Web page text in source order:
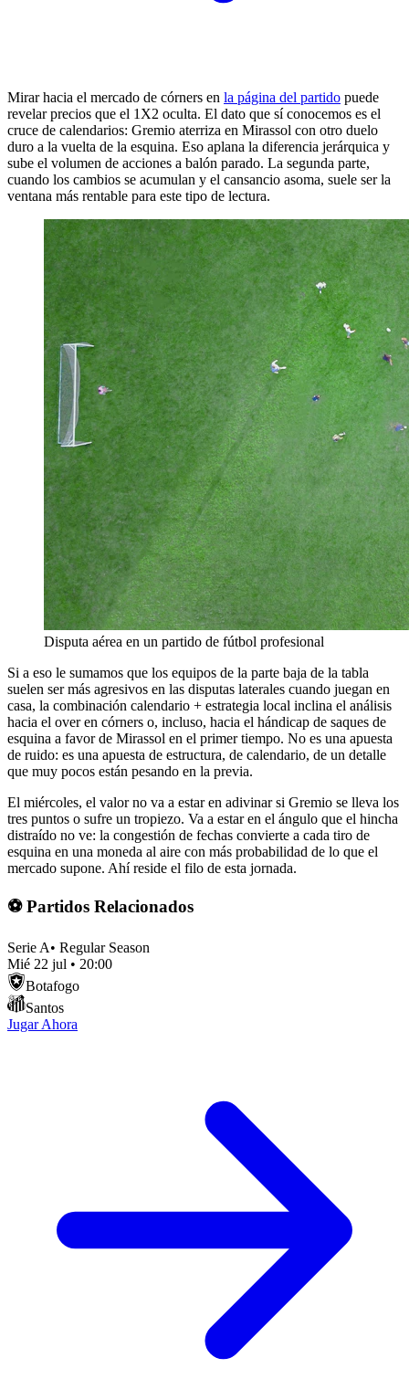
Mirar hacia el mercado de córners en la página del partido puede
revelar precios que el 1X2 oculta. El dato que sí conocemos es el
cruce de calendarios: Gremio aterriza en Mirassol con otro duelo
duro a la vuelta de la esquina. Eso aplana la diferencia jerárquica y
sube el volumen de acciones a balón parado. La segunda parte,
cuando los cambios se acumulan y el cansancio asoma, suele ser la
ventana más rentable para este tipo de lectura.
Disputa aérea en un partido de fútbol profesional
Si a eso le sumamos que los equipos de la parte baja de la tabla
suelen ser más agresivos en las disputas laterales cuando juegan en
casa, la combinación calendario + estrategia local inclina el análisis
hacia el over en córners o, incluso, hacia el hándicap de saques de
esquina a favor de Mirassol en el primer tiempo. No es una apuesta
de ruido: es una apuesta de estructura, de calendario, de un detalle
que muy pocos están pesando en la previa.
El miércoles, el valor no va a estar en adivinar si Gremio se lleva los
tres puntos o sufre un tropiezo. Va a estar en el ángulo que el hincha
distraído no ve: la congestión de fechas convierte a cada tiro de
esquina en una moneda al aire con más probabilidad de lo que el
mercado supone. Ahí reside el filo de esta jornada.
⚽ Partidos Relacionados
Serie A• Regular Season
Mié 22 jul • 20:00
Botafogo
Santos
Jugar Ahora